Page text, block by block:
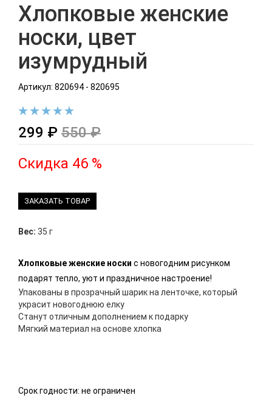
Хлопковые женские
носки, цвет
изумрудный
Артикул: 820694 - 820695
299 ₽ 550 ₽
Скидка 46 %
ЗАКАЗАТЬ ТОВАР
Вес: 35 г
Хлопковые женские носки с новогодним рисунком
подарят тепло, уют и праздничное настроение!
Упакованы в прозрачный шарик на ленточке, который
украсит новогоднюю елку
Станут отличным дополнением к подарку
Мягкий материал на основе хлопка
Срок годности: не ограничен